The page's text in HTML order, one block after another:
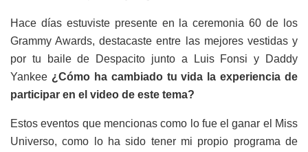
Hace días estuviste presente en la ceremonia 60 de los
Grammy Awards, destacaste entre las mejores vestidas y
por tu baile de Despacito junto a Luis Fonsi y Daddy
Yankee ¿Cómo ha cambiado tu vida la experiencia de
participar en el video de este tema?
Estos eventos que mencionas como lo fue el ganar el Miss
Universo, como lo ha sido tener mi propio programa de